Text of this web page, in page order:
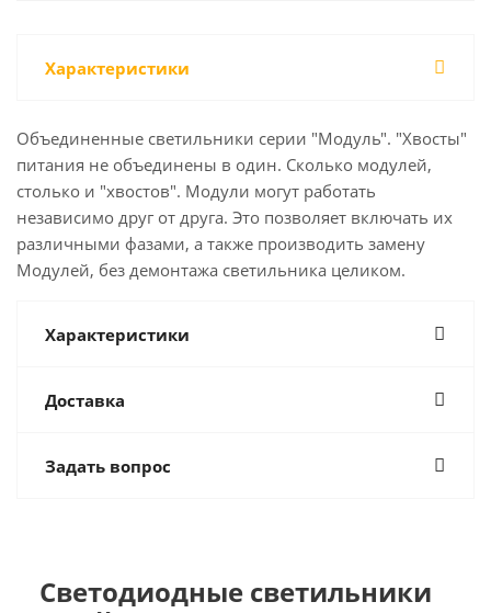
Характеристики
Объединенные светильники серии "Модуль". "Хвосты"
питания не объединены в один. Сколько модулей,
столько и "хвостов". Модули могут работать
независимо друг от друга. Это позволяет включать их
различными фазами, а также производить замену
Модулей, без демонтажа светильника целиком.
Характеристики
Доставка
Задать вопрос
Светодиодные светильники